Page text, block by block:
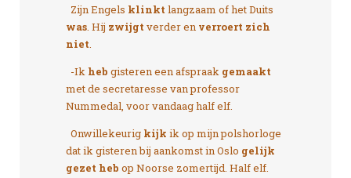
Zijn Engels klinkt langzaam of het Duits
was. Hij zwijgt verder en verroert zich
niet.
-Ik heb gisteren een afspraak gemaakt
met de secretaresse van professor
Nummedal, voor vandaag half elf.
Onwillekeurig kijk ik op mijn polshorloge
dat ik gisteren bij aankomst in Oslo gelijk
gezet heb op Noorse zomertijd. Half elf.